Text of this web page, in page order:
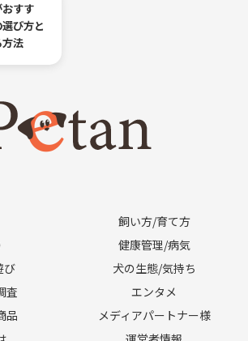
すす
び方と
法
飼い方/育て方
健康管理/病気
び
犬の生態/気持ち
査
エンタメ
品
メディアパートナー様